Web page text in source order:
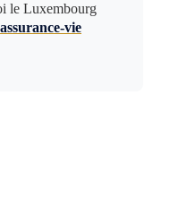
le Luxembourg
assurance-vie